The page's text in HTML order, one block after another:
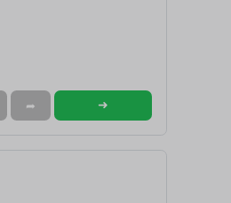
➦ ➜